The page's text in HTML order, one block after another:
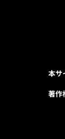
本サ
著作